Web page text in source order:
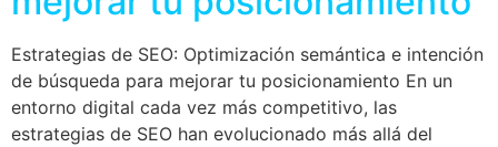
Estrategias de SEO: Optimización semántica e intención
de búsqueda para mejorar tu posicionamiento En un
entorno digital cada vez más competitivo, las
estrategias de SEO han evolucionado más allá del